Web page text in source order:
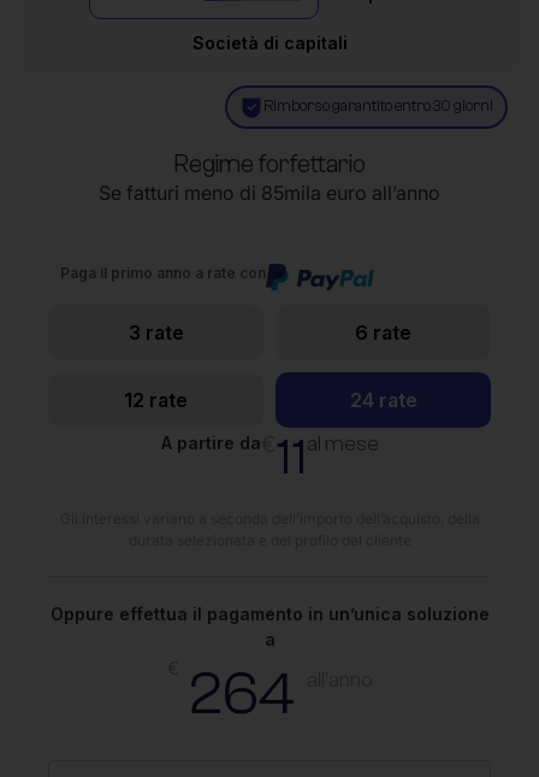
Società di capitali
Rimborso garantito entro 30 giorni
Regime forfettario
Se fatturi meno di 85mila euro all’anno
Paga il primo anno a rate con
3 rate 6 rate
12 rate 24 rate
A partire da 11al mese
Oppure effettua il pagamento in un’unica soluzione
a
264